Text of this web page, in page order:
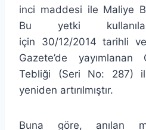
inci maddesi ile Maliye
Bu yetki
için 30/12/2014 tarihli
Gazete’de
Tebliği (Seri No: 287)
yeniden artırılmıştır.
Buna göre, anılan